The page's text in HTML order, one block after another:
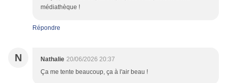
médiathèque !
Répondre
N Nathalie 20/06/2026 20:37
Ça me tente beaucoup, ça à l'air beau !